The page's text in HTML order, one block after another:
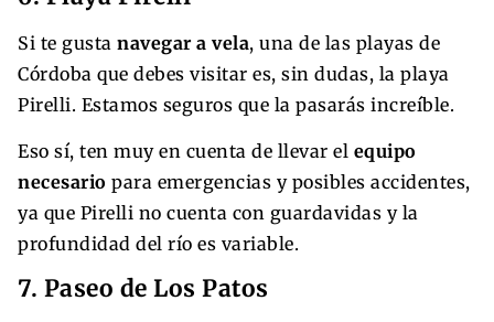
Si te gusta navegar a vela, una de las playas de
Córdoba que debes visitar es, sin dudas, la playa
Pirelli. Estamos seguros que la pasarás increíble.
Eso sí, ten muy en cuenta de llevar el equipo
necesario para emergencias y posibles accidentes,
ya que Pirelli no cuenta con guardavidas y la
profundidad del río es variable.
7. Paseo de Los Patos